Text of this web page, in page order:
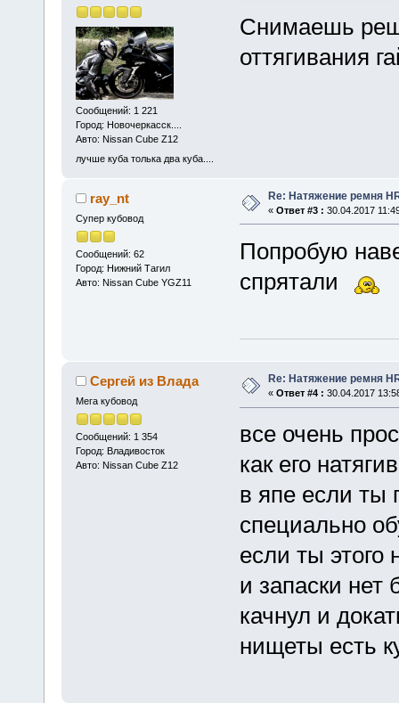
Сообщений: 1 221
Город: Новочеркасск....
Авто: Nissan Cube Z12
лучше куба толька два куба....
Снимаешь
оттягивания
ray_nt
Супер кубовод
Сообщений: 62
Город: Нижний Тагил
Авто: Nissan Cube YGZ11
Re: Натяжение ремня
« Ответ #3 : 30.04.2017
Попробую
спрятали
Сергей из Влада
Мега кубовод
Сообщений: 1 354
Город: Владивосток
Авто: Nissan Cube Z12
Re: Натяжение ремня
« Ответ #4 : 30.04.2017
все очень
как его
в япе если ты
специально
если ты
и запаски нет
качнул и
нищеты есть